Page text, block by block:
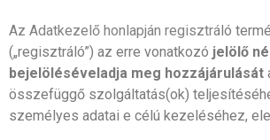
Az Adatkezelő honlapján regisztrá ló
(„regisztráló”) az erre vonatkozó jelölő
bejelölésével adja meg hozzájárulását
összefüggő szolgáltatás(ok)
személyes adatai e célú kezeléséhez,